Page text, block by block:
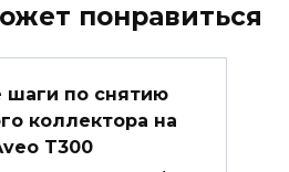
понравиться
шаги по снятию
коллектора на
T300